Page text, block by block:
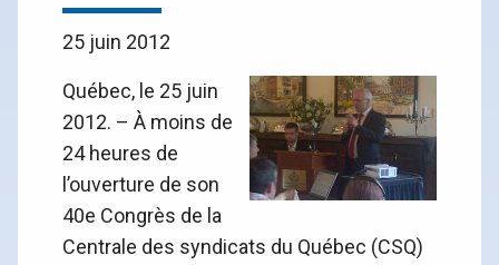
25 juin 2012
Québec, le 25 juin
2012. – À moins de
24 heures de
l’ouverture de son
40e Congrès de la
Centrale des syndicats du Québec (CSQ)